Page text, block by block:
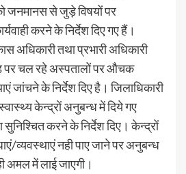
जनमानस से जुड़े विषयों पर
करने के निर्देश दिए गए हैं।
अधिकारी तथा प्रभारी अधिकारी
पर चल रहे अस्पतालों पर औचक
जांचने के निर्देश दिए है। जिलाधिकारी
केन्द्रों अनुबन्ध में दिये गए
करने के निर्देश दिए। केन्द्रों
व्यवस्थाएं नही पाए जाने पर अनुबन्ध
अमल में लाई जाएगी।